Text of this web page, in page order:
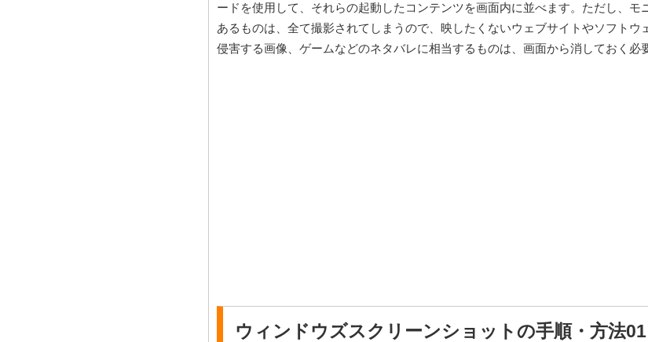
ードを使用して、それらの起動したコンテンツを画面内に並べます。ただし、モ
あるものは、全て撮影されてしまうので、映したくないウェブサイトやソフトウ
侵害する画像、ゲームなどのネタバレに相当するものは、画面から消しておく必
ウィンドウズスクリーンショットの手順・方法01